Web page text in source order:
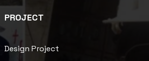
PROJECT
Design Project